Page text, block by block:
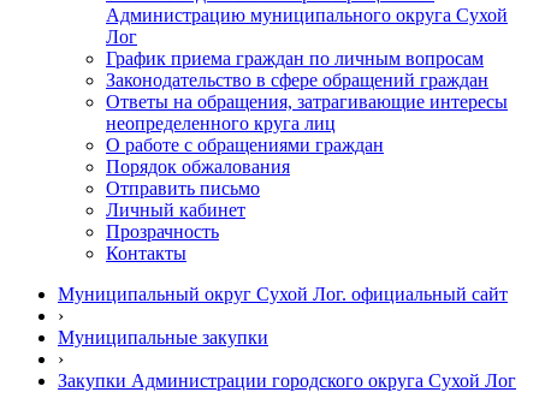
Администрацию муниципального округа Сухой
Лог
График приема граждан по личным вопросам
Законодательство в сфере обращений граждан
Ответы на обращения, затрагивающие интересы
неопределенного круга лиц
О работе с обращениями граждан
Порядок обжалования
Отправить письмо
Личный кабинет
Прозрачность
Контакты
Муниципальный округ Сухой Лог. официальный сайт
›
Муниципальные закупки
›
Закупки Администрации городского округа Сухой Лог